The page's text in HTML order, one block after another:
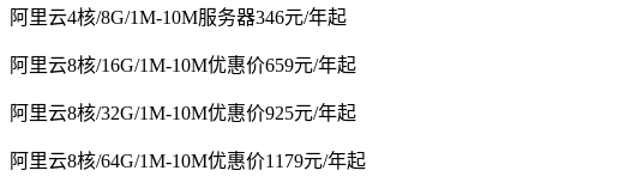
阿里云4核/8G/1M-10M服务器346元/年起
阿里云8核/16G/1M-10M优惠价659元/年起
阿里云8核/32G/1M-10M优惠价925元/年起
阿里云8核/64G/1M-10M优惠价1179元/年起